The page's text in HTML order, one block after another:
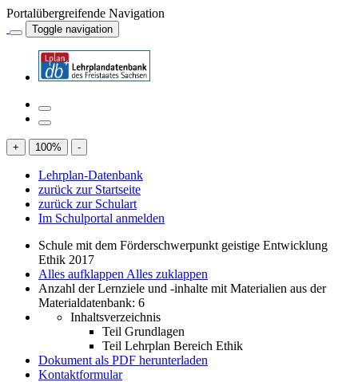
Portalübergreifende Navigation
Toggle navigation
+ 100% -
Lehrplan-Datenbank
zurück zur Startseite
zurück zur Schulart
Im Schulportal anmelden
Schule mit dem Förderschwerpunkt geistige Entwicklung
Ethik 2017
Alles aufklappen Alles zuklappen
Anzahl der Lernziele und -inhalte mit Materialien aus der
Materialdatenbank: 6
Inhaltsverzeichnis
Teil Grundlagen
Teil Lehrplan Bereich Ethik
Dokument als PDF herunterladen
Kontaktformular